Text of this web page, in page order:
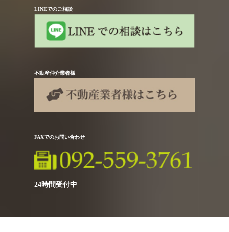
LINEでのご相談
不動産仲介業者様
FAXでのお問い合わせ
24時間受付中